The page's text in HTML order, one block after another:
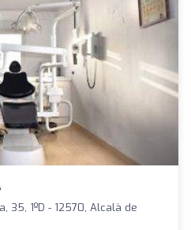
35, 1ºD - 12570, Alcalà de